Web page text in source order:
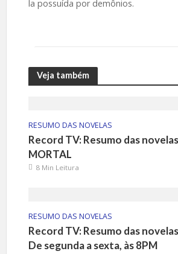
la possuída por demônios.
Veja também
RESUMO DAS NOVELAS
Record TV: Resumo das
MORTAL
8 Min Leitura
RESUMO DAS NOVELAS
Record TV: Resumo das novelas
De segunda a sexta, às 8PM